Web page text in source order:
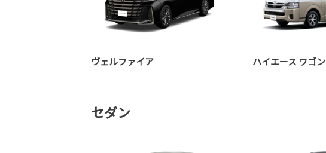
ヴェルファイア ハイエース ワゴン
セダン